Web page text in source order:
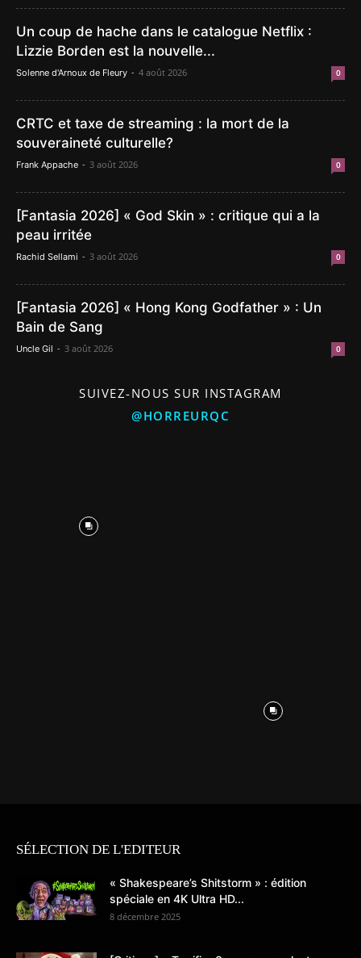
Un coup de hache dans le catalogue Netflix :
Lizzie Borden est la nouvelle...
Solenne d'Arnoux de Fleury - 4 août 2026 0
CRTC et taxe de streaming : la mort de la
souveraineté culturelle?
Frank Appache - 3 août 2026 0
[Fantasia 2026] « God Skin » : critique qui a la
peau irritée
Rachid Sellami - 3 août 2026 0
[Fantasia 2026] « Hong Kong Godfather » : Un
Bain de Sang
Uncle Gil - 3 août 2026 0
SUIVEZ-NOUS SUR INSTAGRAM
@HORREURQC
SÉLECTION DE L'EDITEUR
« Shakespeare’s Shitstorm » : édition
spéciale en 4K Ultra HD...
8 décembre 2025